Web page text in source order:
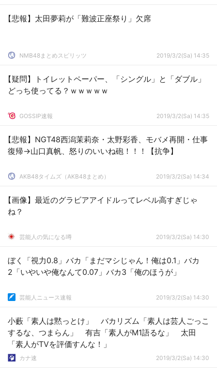
【悲報】太田夢莉が「難波正座祭り」欠席
NMB48まとめスピリッツ 2019/3/2(Sa) 14:35
【疑問】トイレットペーパー、「シングル」と「ダブル」
どっち使ってる？ｗｗｗｗｗ
GOSSIP速報 2019/3/2(Sa) 14:35
【悲報】NGT48西潟茉莉奈・太野彩香、モバメ再開・仕事
復帰→山口真帆、怒りのいいね砲！！！【抗争】
AKB48タイムズ（AKB48まとめ） 2019/3/2(Sa) 14:34
【画像】最近のグラビアアイドルってレベル高すぎじゃ
ね？
芸能人の気になる噂 2019/3/2(Sa) 14:30
ぼく「視力0.8」バカ「まだマシじゃん！俺は0.1」バカ
2「いやいや俺なんて0.07」バカ3「俺のほうが」
芸能人ニュース速報 2019/3/2(Sa) 14:30
小藪「素人は黙っとけ」 バカリズム「素人は芸人ごっこ
するな、つまらん」 有吉「素人がM1語るな」 太田
「素人がTVを評価すんな！」
カナ速 2019/3/2(Sa) 14:30